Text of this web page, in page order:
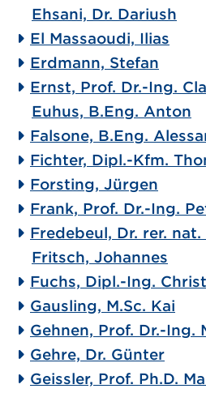
Ehsani, Dr. Dariush
El Massaoudi, Ilias
Erdmann, Stefan
Ernst, Prof. Dr.-Ing.
Euhus, B.Eng. Anton
Falsone, B.Eng.
Fichter, Dipl.-Kfm.
Forsting, Jürgen
Frank, Prof. Dr.-Ing.
Fredebeul, Dr. rer.
Fritsch, Johannes
Fuchs, Dipl.-Ing.
Gausling, M.Sc. Kai
Gehnen, Prof. Dr.-Ing.
Gehre, Dr. Günter
Geissler, Prof. Ph.D.